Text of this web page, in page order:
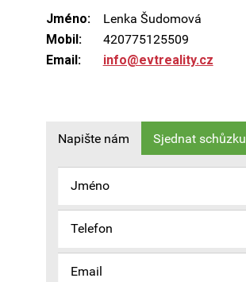
Jméno:
Lenka Šudomová
Mobil:
420775125509
Email:
info@evtreality.cz
Napište nám Sjednat schůzku